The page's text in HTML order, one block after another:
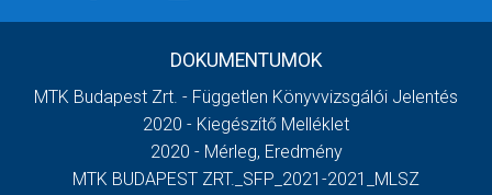
DOKUMENTUMOK
MTK Budapest Zrt. - Független Könyvvizsgálói Jelentés
2020 - Kiegészítő Melléklet
2020 - Mérleg, Eredmény
MTK BUDAPEST ZRT._SFP_2021-2021_MLSZ